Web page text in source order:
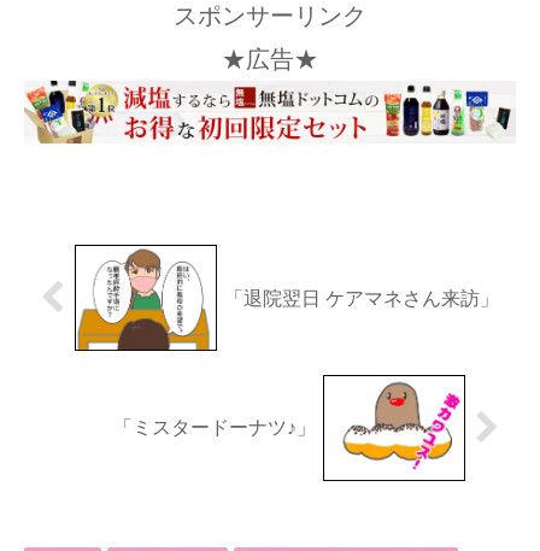
スポンサーリンク
★広告★
「退院翌日 ケアマネさん来訪」
「ミスタードーナツ♪」